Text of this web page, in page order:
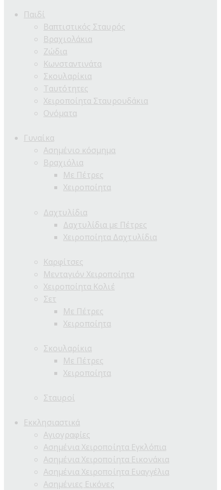
Παιδί
Βαπτιστικός Σταυρός
Βραχιολάκια
Ζώδια
Κωνσταντινάτα
Σκουλαρίκια
Ταυτότητες
Χειροποίητα Σταυρουδάκια
Ονόματα
Γυναίκα
Ασημένιο κόσμημα
Βραχιόλια
Με Πέτρες
Χειροποίητα
Δαχτυλίδια
Δαχτυλίδια με Πέτρες
Χειροποίητα Δαχτυλίδια
Καρφίτσες
Μενταγιόν Χειροποίητα
Χειροποίητα Κολιέ
Σετ
Με Πέτρες
Χειροποίητα
Σκουλαρίκια
Με Πέτρες
Χειροποίητα
Σταυροί
Εκκλησιαστικά
Αγιογραφίες
Ασημένια Χειροποίητα Εγκλόπια
Ασημένια Χειροποίητα Εικονάκια
Ασημένια Χειροποίητα Ευαγγέλια
Ασημένιες Εικόνες